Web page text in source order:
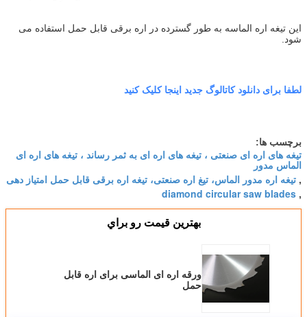
این تیغه اره الماسه به طور گسترده در اره برقی قابل حمل استفاده می
شود.
لطفا برای دانلود کاتالوگ جدید اینجا کلیک کنید
برچسب ها:
تیغه های اره ای صنعتی ، تیغه های اره ای به ثمر رساند ، تیغه های اره ای
الماس مدور
, تیغه اره مدور الماس، تیغ اره صنعتی، تیغه اره برقی قابل حمل امتیاز دهی
,
diamond circular saw blades
بهترين قيمت رو براي
ورقه اره ای الماسی برای اره قابل
حمل